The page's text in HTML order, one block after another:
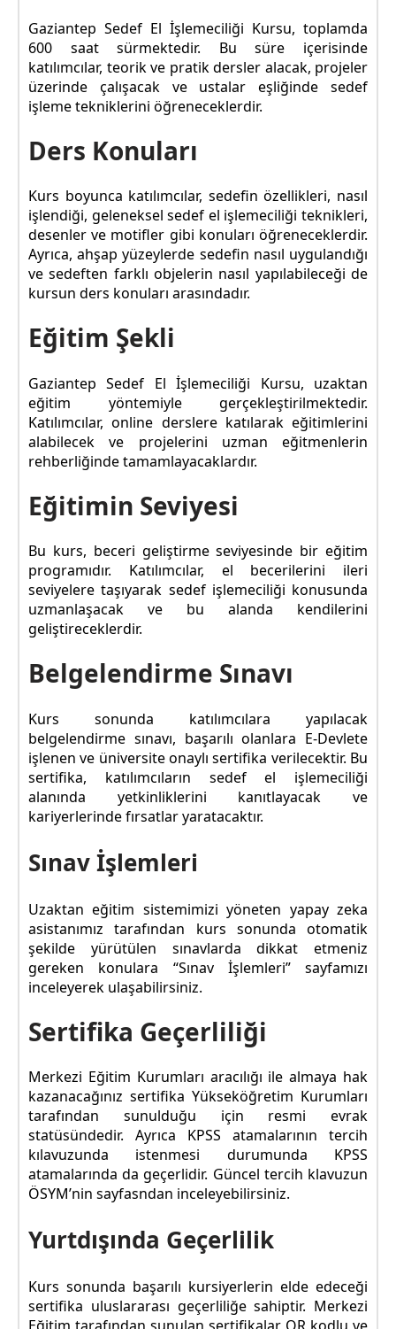
Gaziantep Sedef El İşlemeciliği Kursu, toplamda
600 saat sürmektedir. Bu süre içerisinde
katılımcılar, teorik ve pratik dersler alacak, projeler
üzerinde çalışacak ve ustalar eşliğinde sedef
işleme tekniklerini öğreneceklerdir.
Ders Konuları
Kurs boyunca katılımcılar, sedefin özellikleri, nasıl
işlendiği, geleneksel sedef el işlemeciliği teknikleri,
desenler ve motifler gibi konuları öğreneceklerdir.
Ayrıca, ahşap yüzeylerde sedefin nasıl uygulandığı
ve sedeften farklı objelerin nasıl yapılabileceği de
kursun ders konuları arasındadır.
Eğitim Şekli
Gaziantep Sedef El İşlemeciliği Kursu, uzaktan
eğitim yöntemiyle gerçekleştirilmektedir.
Katılımcılar, online derslere katılarak eğitimlerini
alabilecek ve projelerini uzman eğitmenlerin
rehberliğinde tamamlayacaklardır.
Eğitimin Seviyesi
Bu kurs, beceri geliştirme seviyesinde bir eğitim
programıdır. Katılımcılar, el becerilerini ileri
seviyelere taşıyarak sedef işlemeciliği konusunda
uzmanlaşacak ve bu alanda kendilerini
geliştireceklerdir.
Belgelendirme Sınavı
Kurs sonunda katılımcılara yapılacak
belgelendirme sınavı, başarılı olanlara E-Devlete
işlenen ve üniversite onaylı sertifika verilecektir. Bu
sertifika, katılımcıların sedef el işlemeciliği
alanında yetkinliklerini kanıtlayacak ve
kariyerlerinde fırsatlar yaratacaktır.
Sınav İşlemleri
Uzaktan eğitim sistemimizi yöneten yapay zeka
asistanımız tarafından kurs sonunda otomatik
şekilde yürütülen sınavlarda dikkat etmeniz
gereken konulara “Sınav İşlemleri” sayfamızı
inceleyerek ulaşabilirsiniz.
Sertifika Geçerliliği
Merkezi Eğitim Kurumları aracılığı ile almaya hak
kazanacağınız sertifika Yükseköğretim Kurumları
tarafından sunulduğu için resmi evrak
statüsündedir. Ayrıca KPSS atamalarının tercih
kılavuzunda istenmesi durumunda KPSS
atamalarında da geçerlidir. Güncel tercih klavuzun
ÖSYM’nin sayfasndan inceleyebilirsiniz.
Yurtdışında Geçerlilik
Kurs sonunda başarılı kursiyerlerin elde edeceği
sertifika uluslararası geçerliliğe sahiptir. Merkezi